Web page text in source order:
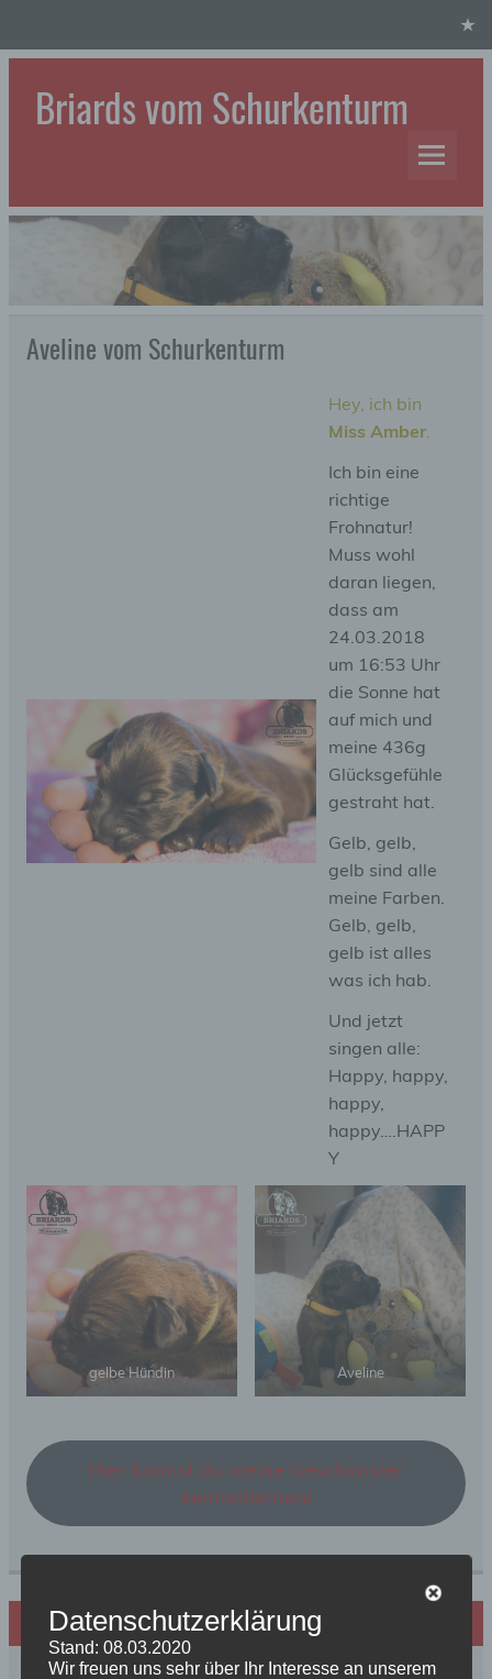
Briards vom Schurkenturm
Aveline vom Schurkenturm
Hey, ich bin
Miss Amber.
Ich bin eine
richtige
Frohnatur!
Muss wohl
daran liegen,
dass am
24.03.2018
um 16:53 Uhr
die Sonne hat
auf mich und
meine 436g
Glücksgefühle
gestraht hat.
Gelb, gelb,
gelb sind alle
meine Farben.
Gelb, gelb,
gelb ist alles
was ich hab.
Und jetzt
singen alle:
Happy, happy,
happy,
happy….HAPP
Y
gelbe Hündin Aveline
Hier kannst du meine Geschwister
kennenlernen!
Hundezucht mit Herz
Datenschutzerklärung
Stand: 08.03.2020
Wir freuen uns sehr über Ihr Interesse an unserem